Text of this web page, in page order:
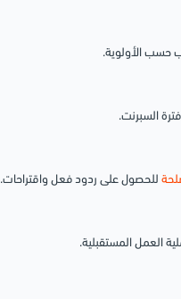
حسب الأولوية.
السبرنت.
للحصول على ردود فعل واقتراحات.
العمل المستقبلية.